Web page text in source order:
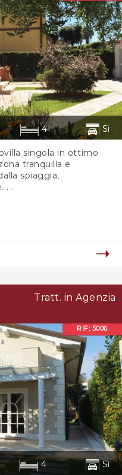
4 Sì
singola in ottimo
tranquilla e
spiaggia,
. .
Tratt. in Agenzia
RIF: 5006
4 Sì